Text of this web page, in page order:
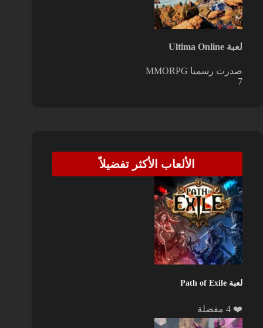
لعبة Ultima Online
صدرت رسميا MMORPG
7
الألعاب الأكثر تفضيلاً
لعبة Path of Exile
❤️ 4 مفضلة